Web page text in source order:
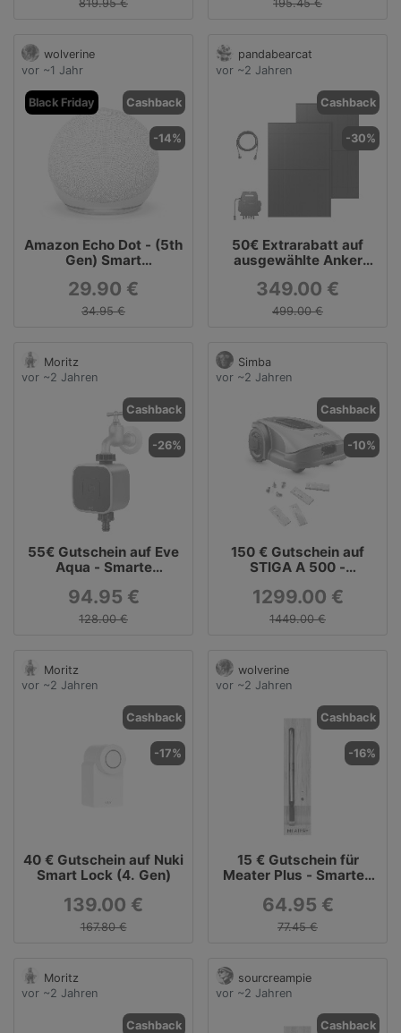
819.95 € 195.45 €
wolverine
vor ~1 Jahr
Black Friday Cashback
-14%
Amazon Echo Dot - (5th
Gen) Smart
- Glacier White
29.90 €
34.95 €
pandabearcat
vor ~2 Jahren
Cashback
-30%
50€ Extrarabatt auf
ausgewählte Anker
RS40B Balkonkraftwerk
mit 2x 410W
349.00 €
499.00 €
Moritz
vor ~2 Jahren
Cashback
-26%
55€ Gutschein auf Eve
Aqua - Smarte
g
94.95 €
128.00 €
Simba
vor ~2 Jahren
Cashback
-10%
150 € Gutschein auf
STIGA A 500 -
+ gratis Ersatzmesser
und Schrauben
1299.00 €
1449.00 €
Moritz
vor ~2 Jahren
Cashback
-17%
40 € Gutschein auf Nuki
Smart Lock (4. Gen)
139.00 €
167.80 €
wolverine
vor ~2 Jahren
Cashback
-16%
15 € Gutschein für
Meater Plus - Smartes
64.95 €
77.45 €
Moritz
vor ~2 Jahren
Cashback
sourcreampie
vor ~2 Jahren
Cashback